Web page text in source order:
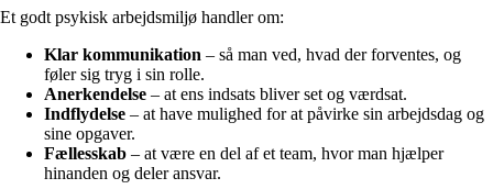
Et godt psykisk arbejdsmiljø handler om:
Klar kommunikation – så man ved, hvad der forventes, og
føler sig tryg i sin rolle.
Anerkendelse – at ens indsats bliver set og værdsat.
Indflydelse – at have mulighed for at påvirke sin arbejdsdag og
sine opgaver.
Fællesskab – at være en del af et team, hvor man hjælper
hinanden og deler ansvar.